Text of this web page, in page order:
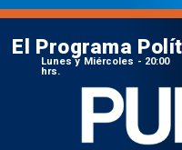
El Programa
Lunes y Miércoles - 20:00
hrs.